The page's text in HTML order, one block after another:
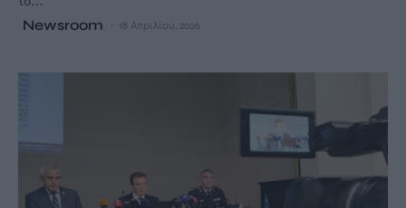
Newsroom 18 Απριλίου, 2026